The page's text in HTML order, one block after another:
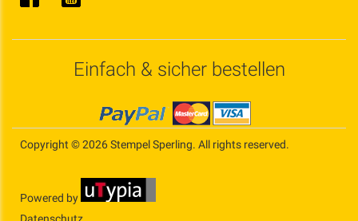
Einfach & sicher bestellen
Copyright © 2026 Stempel Sperling. All rights reserved.
Powered by